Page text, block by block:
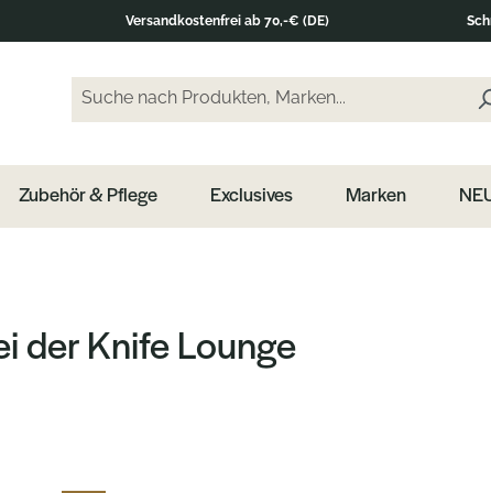
Versandkostenfrei ab 70,-€ (DE)
Suche nach Produkten, Marken...
Geben Sie einen Suchbegriff ein und drücken Sie
Zubehör & Pflege Exclusives Marken
der Knife Lounge